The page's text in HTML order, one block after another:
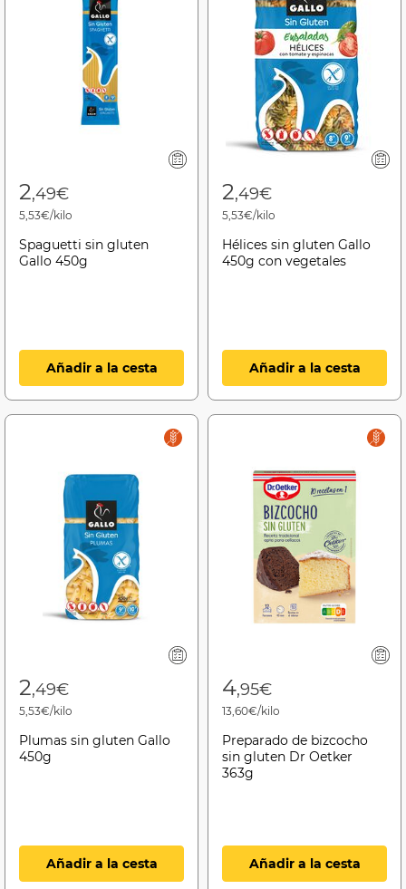
2,49€
5,53€/kilo
Spaguetti sin gluten
Gallo 450g
Añadir a la cesta
2,49€
5,53€/kilo
Hélices sin gluten Gallo
450g con vegetales
Añadir a la cesta
2,49€
5,53€/kilo
Plumas sin gluten Gallo
450g
Añadir a la cesta
4,95€
13,60€/kilo
Preparado de bizcocho
sin gluten Dr Oetker
363g
Añadir a la cesta